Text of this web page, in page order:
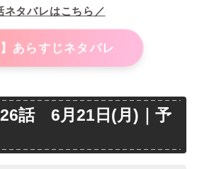
ネタバレはこちら／
あらすじネタバレ
話 6月21日(月)｜予